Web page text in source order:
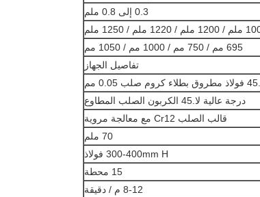
0.3 إلى 0.8 ملم
695 مم / 750 مم / 1000 مم / 1050 مم
تفاصيل الجهاز
درجة عالية لا.45 الكربون الصلب المطاوع
قالب الصلب Cr12 مع معالجة مروية
70 ملم
300-400mm H فولاذ
15 محطة
8-12 م / دقيقة